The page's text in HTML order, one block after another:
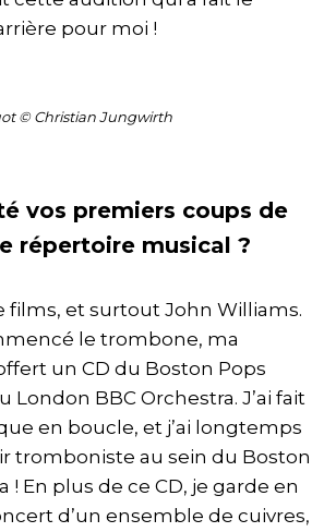
pour moi !
© Christian Jungwirth
vos premiers coups de
répertoire musical ?
films, et surtout John Williams.
le trombone, ma
un CD du Boston Pops
London BBC Orchestra. J’ai fait
en boucle, et j’ai longtemps
tromboniste au sein du Boston
! En plus de ce CD, je garde en
d’un ensemble de cuivres,